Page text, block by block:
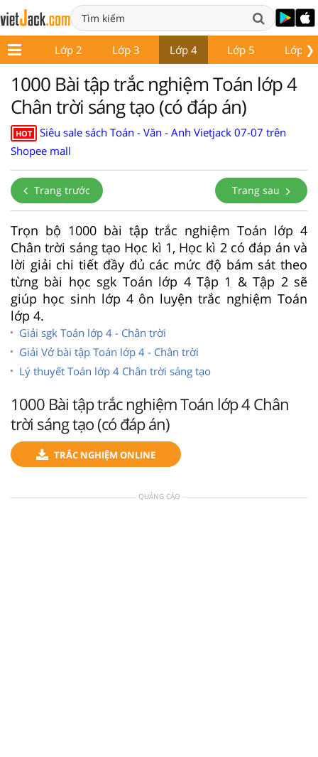
❯
1 Lớp 2 Lớp 3 Lớp 4 Lớp 5 Lớp 6
1000 Bài tập trắc nghiệm Toán lớp 4
Chân trời sáng tạo (có đáp án)
HOT
Siêu sale sách Toán - Văn - Anh Vietjack 07-07 trên
Shopee mall
Trang trước Trang sau
Trọn bộ 1000 bài tập trắc nghiệm Toán lớp 4
Chân trời sáng tạo Học kì 1, Học kì 2 có đáp án và
lời giải chi tiết đầy đủ các mức độ bám sát theo
từng bài học sgk Toán lớp 4 Tập 1 & Tập 2 sẽ
giúp học sinh lớp 4 ôn luyện trắc nghiệm Toán
lớp 4.
Giải sgk Toán lớp 4 - Chân trời
Giải Vở bài tập Toán lớp 4 - Chân trời
Lý thuyết Toán lớp 4 Chân trời sáng tạo
1000 Bài tập trắc nghiệm Toán lớp 4 Chân
trời sáng tạo (có đáp án)
TRẮC NGHIỆM ONLINE
QUẢNG CÁO